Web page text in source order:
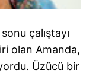
çalıştayı
olan Amanda,
Üzücü bir